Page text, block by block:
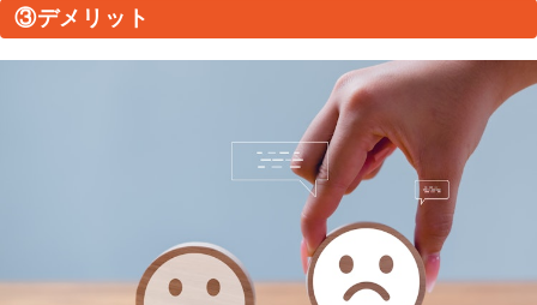
③デメリット